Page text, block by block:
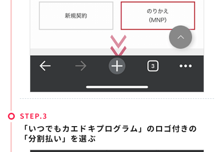
STEP.
「いつでもカエドキプログラム」のロゴ付きの
「分割払い」を選ぶ